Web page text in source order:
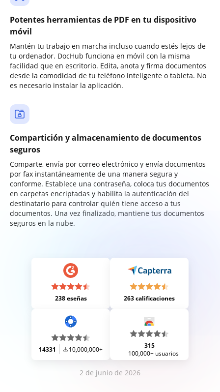
Potentes herramientas de PDF en tu dispositivo
móvil
Mantén tu trabajo en marcha incluso cuando estés lejos de
tu ordenador. DocHub funciona en móvil con la misma
facilidad que en escritorio. Edita, anota y firma documentos
desde la comodidad de tu teléfono inteligente o tableta. No
es necesario instalar la aplicación.
Compartición y almacenamiento de documentos
seguros
Comparte, envía por correo electrónico y envía documentos
por fax instantáneamente de una manera segura y
conforme. Establece una contraseña, coloca tus documentos
en carpetas encriptadas y habilita la autenticación del
destinatario para controlar quién tiene acceso a tus
documentos. Una vez finalizado, mantiene tus documentos
seguros en la nube.
238 eseñas 263 calificaciones
14331 10,000,000+
315
100,000+ usuarios
2 de junio de 2026